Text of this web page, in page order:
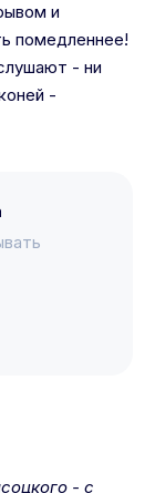
и
помедленнее!
- ни
-
- с